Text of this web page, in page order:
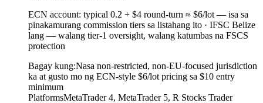
ECN account: typical 0.2 + $4 round-turn ≈ $6/lot — isa sa
pinakamurang commission tiers sa listahang ito · IFSC Belize
lang — walang tier-1 oversight, walang katumbas na FSCS
protection
Bagay kung:Nasa non-restricted, non-EU-focused jurisdiction
ka at gusto mo ng ECN-style $6/lot pricing sa $10 entry
minimum
PlatformsMetaTrader 4, MetaTrader 5, R Stocks Trader